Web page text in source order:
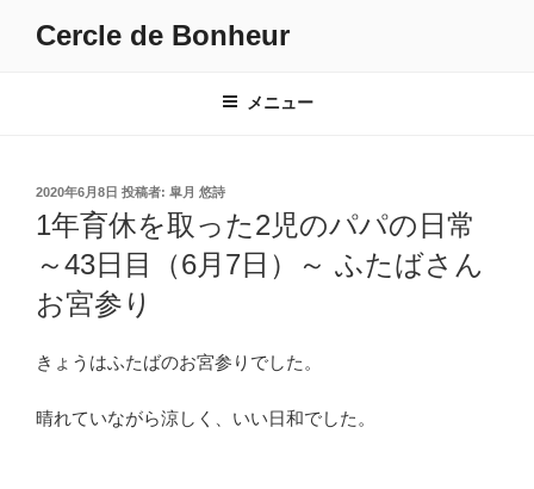
Cercle de Bonheur
メニュー
投
稿
日:
2020年6月8日 投稿者: 皐月 悠詩
1年育休を取った2児のパパの日常
～43日目（6月7日）～ ふたばさん
お宮参り
きょうはふたばのお宮参りでした。
晴れていながら涼しく、いい日和でした。